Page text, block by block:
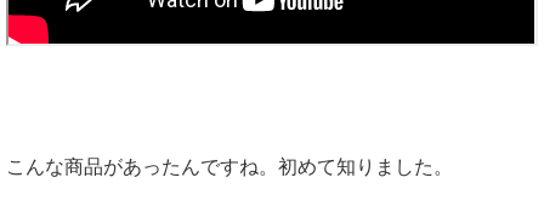
こんな商品があったんですね。初めて知りました。